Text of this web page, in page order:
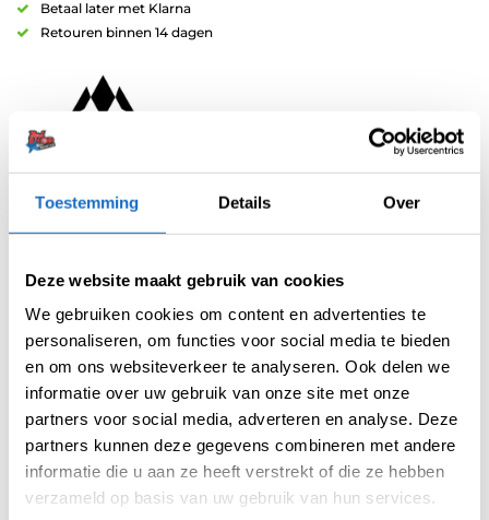
Toestemming Details Over
Deze website maakt gebruik van cookies
We gebruiken cookies om content en advertenties te
personaliseren, om functies voor social media te bieden
en om ons websiteverkeer te analyseren. Ook delen we
informatie over uw gebruik van onze site met onze
partners voor social media, adverteren en analyse. Deze
partners kunnen deze gegevens combineren met andere
informatie die u aan ze heeft verstrekt of die ze hebben
verzameld op basis van uw gebruik van hun services.
Betaal later met Klarna
Retouren binnen 14 dagen
variation-3638
Merk:Mission